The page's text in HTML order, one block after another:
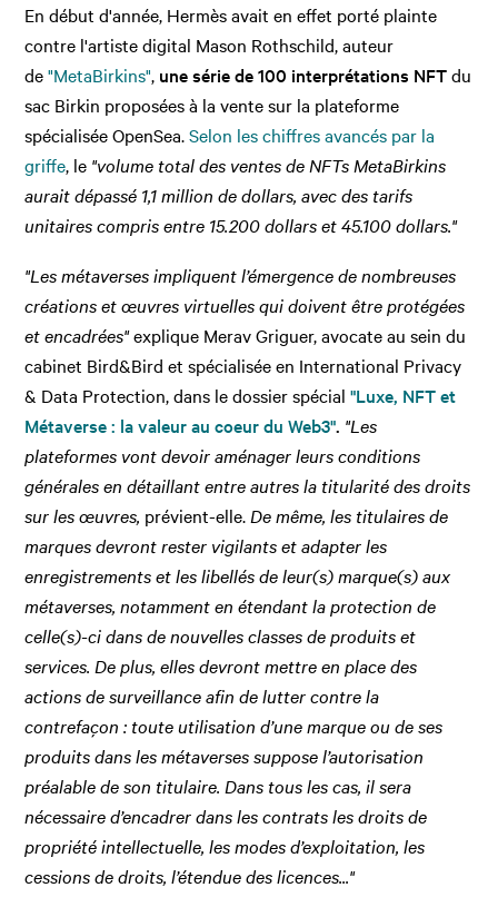
En début d'année, Hermès avait en effet porté plainte
contre l'artiste digital Mason Rothschild, auteur
de"MetaBirkins", une série de 100 interprétations NFTdu
sac Birkin proposées à la vente sur la plateforme
spécialisée OpenSea.Selon les chiffres avancés par la
griffe, le "volume total des ventes de NFTs MetaBirkins
aurait dépassé 1,1 million de dollars, avec des tarifs
unitaires compris entre 15.200 dollars et 45.100 dollars."
"Les métaverses impliquent l’émergence de nombreuses
créations et œuvres virtuelles qui doivent être protégées
et encadrées"explique Merav Griguer, avocate au sein du
cabinet Bird&Bird et spécialisée en International Privacy
& Data Protection, dans le dossier spécial"Luxe, NFT et
Métaverse : la valeur au coeur du Web3". "Les
plateformes vont devoir aménager leurs conditions
générales en détaillant entre autres la titularité des droits
sur les œuvres, prévient-elle. De même, les titulaires de
marques devront rester vigilants et adapter les
enregistrements et les libellés de leur(s) marque(s) aux
métaverses, notamment en étendant la protection de
celle(s)-ci dans de nouvelles classes de produits et
services. De plus, elles devront mettre en place des
actions de surveillanceafin de lutter contre la
contrefaçon : toute utilisation d’une marque ou de ses
produits dans les métaverses suppose l’autorisation
préalable de son titulaire. Dans tous les cas, il sera
nécessaire d’encadrer dans les contrats les droits de
propriété intellectuelle, les modes d’exploitation, les
cessions de droits, l’étendue des licences..."